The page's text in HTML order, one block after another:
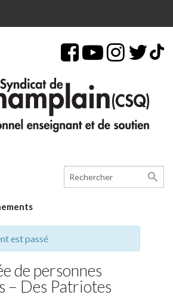
search
est passé
de personnes
– Des Patriotes